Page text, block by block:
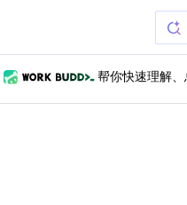
帮你快速理解、